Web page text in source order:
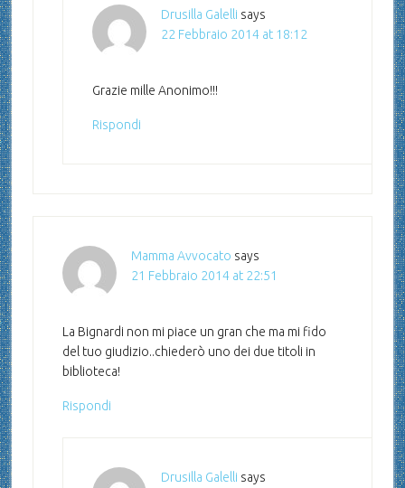
Drusilla Galelli says
22 Febbraio 2014 at 18:12
Grazie mille Anonimo!!!
Rispondi
Mamma Avvocato says
21 Febbraio 2014 at 22:51
La Bignardi non mi piace un gran che ma mi fido
del tuo giudizio..chiederò uno dei due titoli in
biblioteca!
Rispondi
Drusilla Galelli says